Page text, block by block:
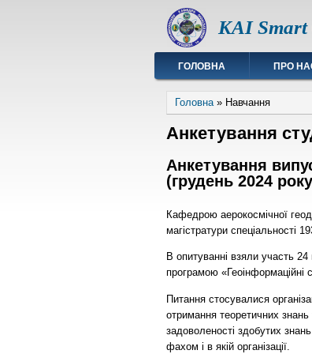
KAI Smart
Main
navigation
ГОЛОВНА ПРО
Рядок
навіґації
Головна Навчання
Анкетування
Анкетування
(грудень 2024
Кафедрою аерокосмічної
магістратури спеціальності
В опитуванні взяли участь 24
програмою «Геоінформаційні
Питання стосувалися
отримання теоретичних
задоволеності здобутих
фахом і в якій організації.